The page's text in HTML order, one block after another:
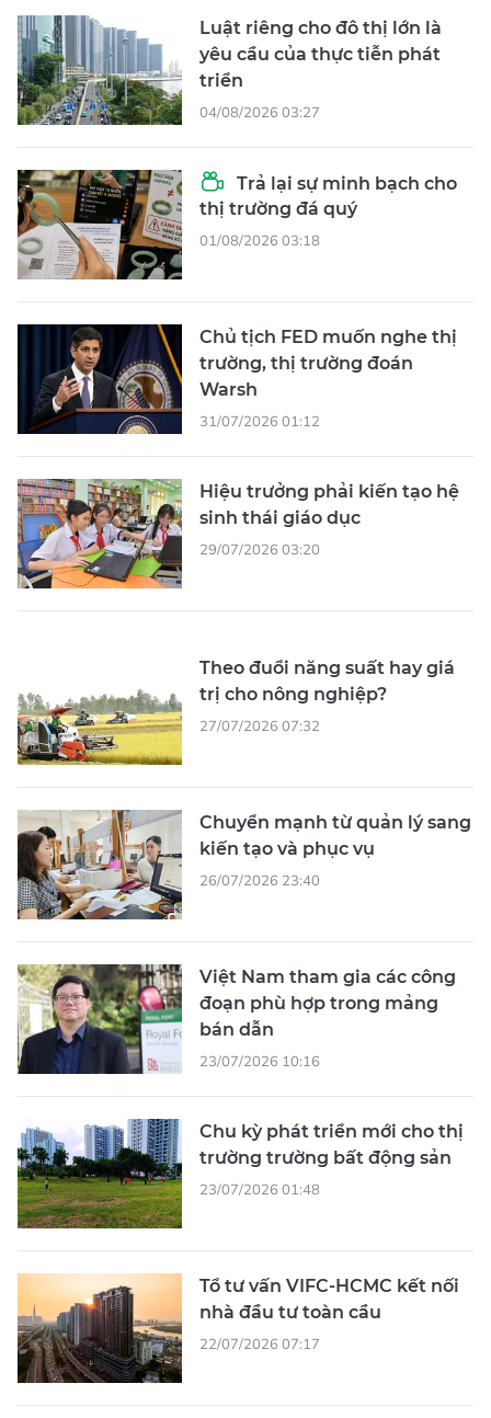
Luật riêng cho đô thị lớn là
yêu cầu của thực tiễn phát
triển
04/08/2026 03:27
Trả lại sự minh bạch cho
thị trường đá quý
01/08/2026 03:18
Chủ tịch FED muốn nghe thị
trường, thị trường đoán
Warsh
31/07/2026 01:12
Hiệu trưởng phải kiến tạo hệ
sinh thái giáo dục
29/07/2026 03:20
Theo đuổi năng suất hay giá
trị cho nông nghiệp?
27/07/2026 07:32
Chuyển mạnh từ quản lý sang
kiến tạo và phục vụ
26/07/2026 23:40
Việt Nam tham gia các công
đoạn phù hợp trong mảng
bán dẫn
23/07/2026 10:16
Chu kỳ phát triển mới cho thị
trường trường bất động sản
23/07/2026 01:48
Tổ tư vấn VIFC-HCMC kết nối
nhà đầu tư toàn cầu
22/07/2026 07:17